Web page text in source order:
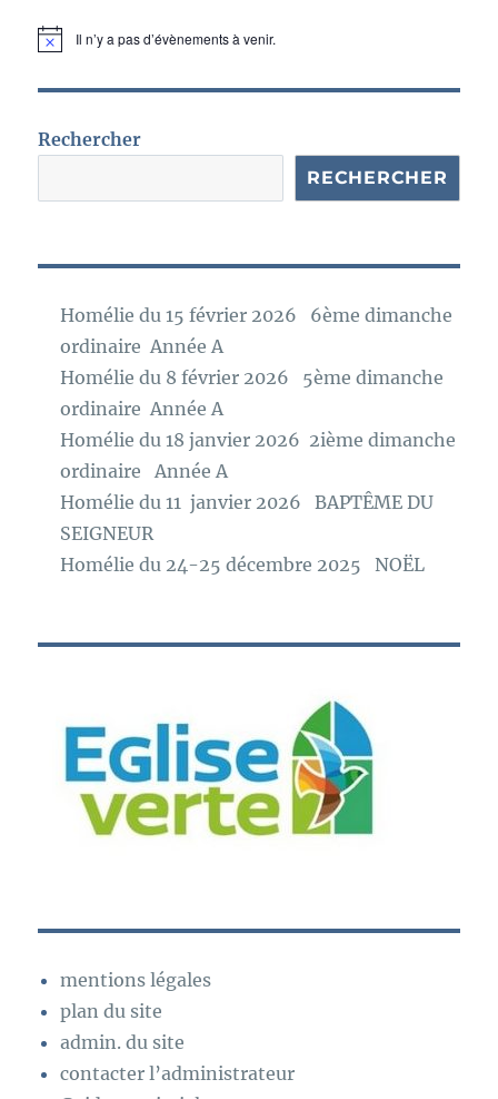
N
e
Il n’y a pas d’évènements à venir.
Rechercher
RECHERCHER
Homélie du 15 février 2026 6ème dimanche
ordinaire Année A
Homélie du 8 février 2026 5ème dimanche
ordinaire Année A
Homélie du 18 janvier 2026 2ième dimanche
ordinaire Année A
Homélie du 11 janvier 2026 BAPTÊME DU
SEIGNEUR
Homélie du 24-25 décembre 2025 NOËL
mentions légales
plan du site
admin. du site
contacter l’administrateur